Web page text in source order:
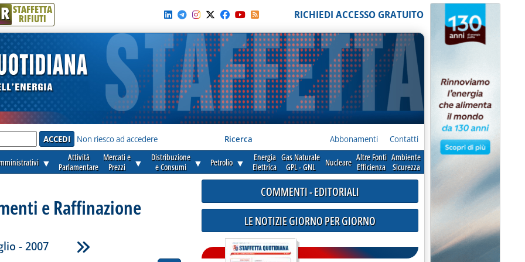
R STAFFETTA
RIFIUTI RICHIEDI ACCESSO GRATUITO
Non riesco ad accedere Ricerca Abbonamenti Contatti
▼
Attività
Parlamentare
Mercati e
Prezzi
▼
Distribuzione
e Consumi
▼ Petrolio ▼
Energia
Elettrica
Gas Naturale
GPL - GNL
Nucleare Altre Fonti
Efficienza
Ambiente
Sicurezza
e Raffinazione
- 2007
COMMENTI - EDITORIALI
LE NOTIZIE GIORNO PER GIORNO